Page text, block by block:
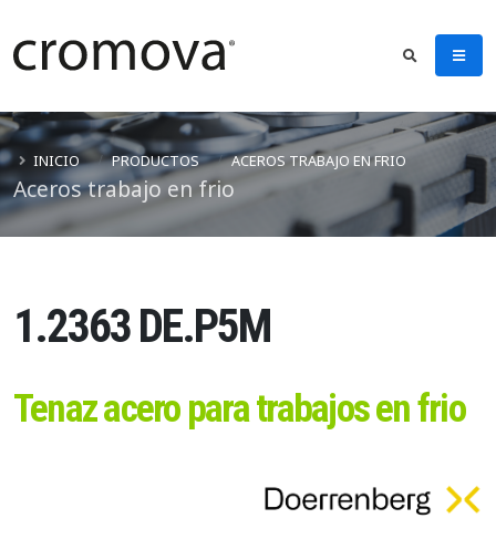
Aceros trabajo en frio
INICIO PRODUCTOS ACEROS TRABAJO EN FRIO
1.2363 DE.P5M
Tenaz acero para trabajos en frio